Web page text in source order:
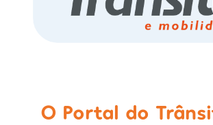
O Portal do